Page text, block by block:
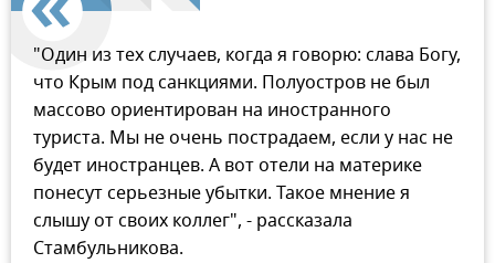
"Один из тех случаев, когда я говорю: слава Богу,
что Крым под санкциями. Полуостров не был
массово ориентирован на иностранного
туриста. Мы не очень пострадаем, если у нас не
будет иностранцев. А вот отели на материке
понесут серьезные убытки. Такое мнение я
слышу от своих коллег", - рассказала
Стамбульникова.